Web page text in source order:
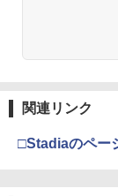
関連リンク
□Stadiaのペー